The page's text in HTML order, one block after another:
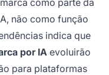
não como função
indica que
por IA evoluirão
para plataformas